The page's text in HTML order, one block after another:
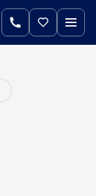
3 472 200 руб.